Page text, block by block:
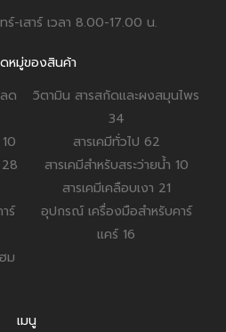
ร์-เสาร์ เวลา 8.00-17.00 น.
หมู่ของสินค้า
ด
10
28
ร์
ม
วิตามิน สารสกัดและผงสมุนไพร
34
สารเคมีทั่วไป 62
สารเคมีสำหรับสระว่ายน้ำ 10
สารเคมีเคลือบเงา 21
อุปกรณ์ เครื่องมือสำหรับคาร์
แคร์ 16
เมนู